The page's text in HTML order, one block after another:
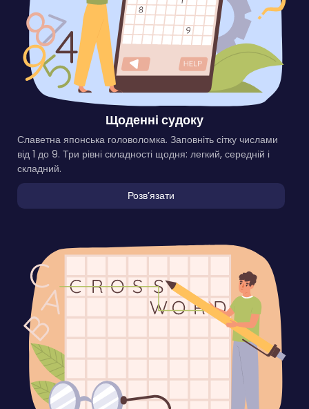
Щоденні судоку
Славетна японська головоломка. Заповніть сітку числами
від 1 до 9. Три рівні складності щодня: легкий, середній і
складний.
Розвʼязати